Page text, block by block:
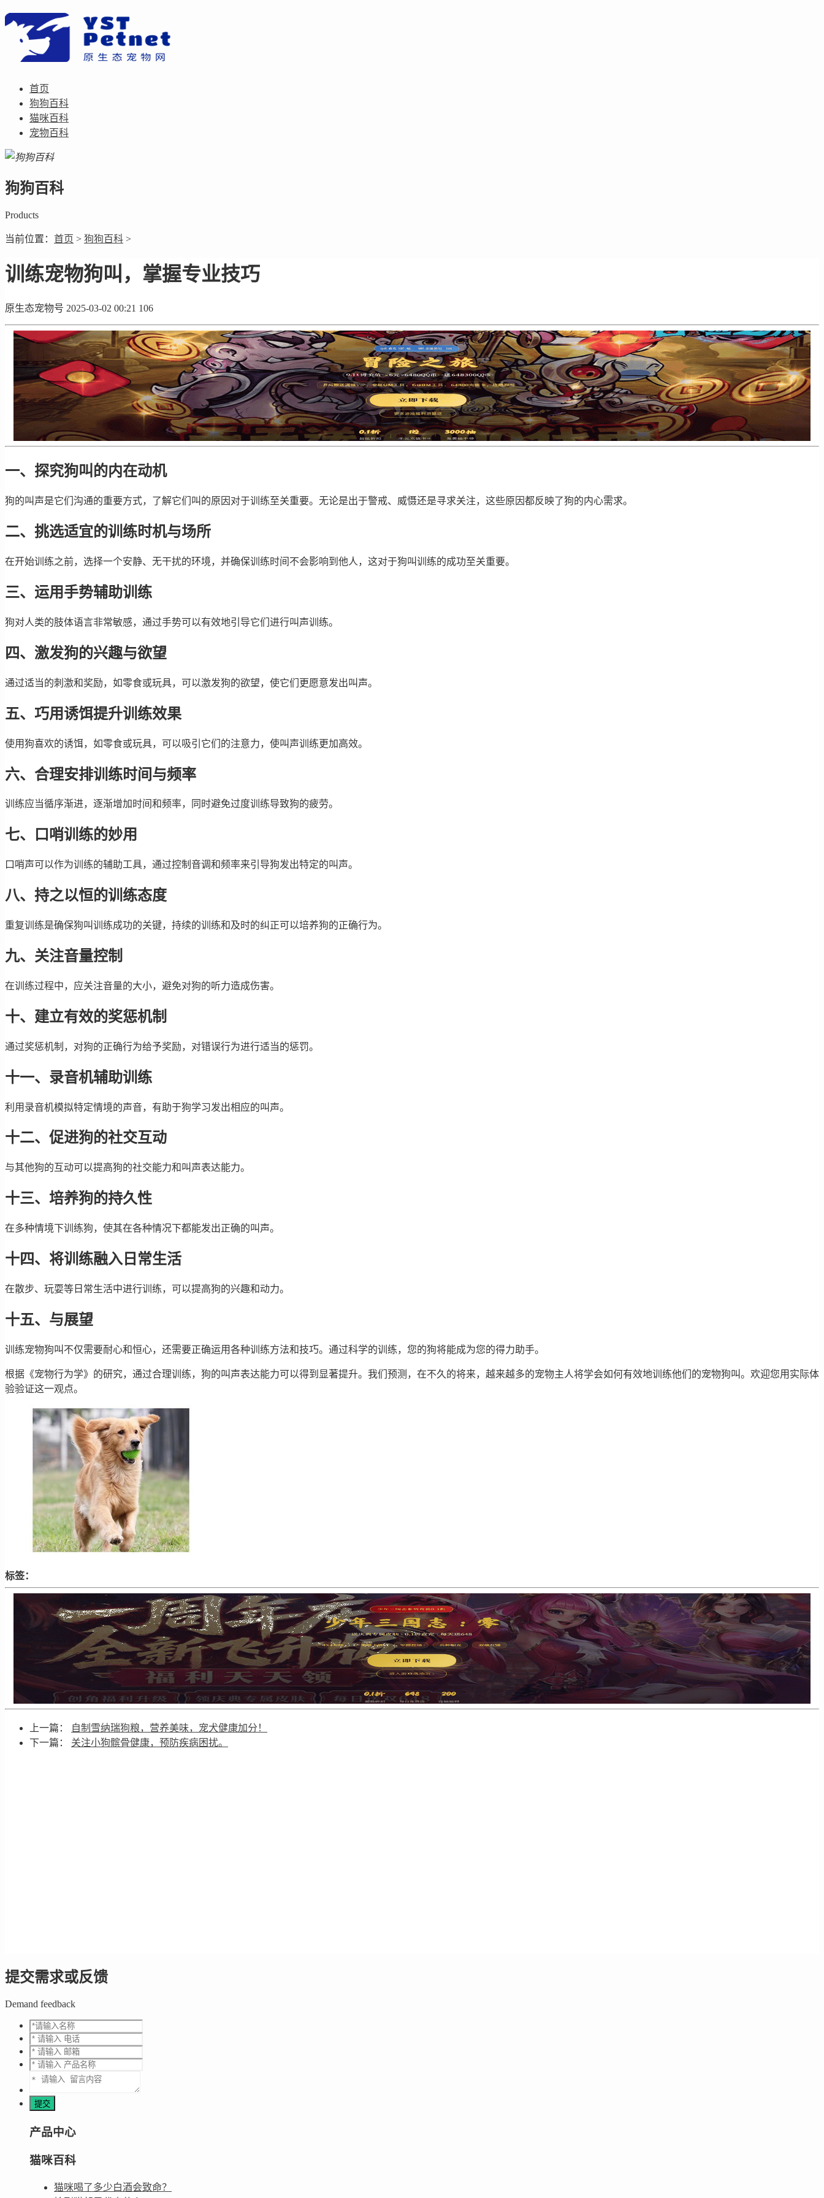
首页
狗狗百科
猫咪百科
宠物百科
狗狗百科
Products
当前位置： 首页 > 狗狗百科 >
训练宠物狗叫，掌握专业技巧
原生态宠物号 2025-03-02 00:21 106
一、探究狗叫的内在动机
狗的叫声是它们沟通的重要方式，了解它们叫的原因对于训练至关重要。无论是出于警戒、威慑还是寻求关注，这些原因都反映了狗的内心需求。
二、挑选适宜的训练时机与场所
在开始训练之前，选择一个安静、无干扰的环境，并确保训练时间不会影响到他人，这对于狗叫训练的成功至关重要。
三、运用手势辅助训练
狗对人类的肢体语言非常敏感，通过手势可以有效地引导它们进行叫声训练。
四、激发狗的兴趣与欲望
通过适当的刺激和奖励，如零食或玩具，可以激发狗的欲望，使它们更愿意发出叫声。
五、巧用诱饵提升训练效果
使用狗喜欢的诱饵，如零食或玩具，可以吸引它们的注意力，使叫声训练更加高效。
六、合理安排训练时间与频率
训练应当循序渐进，逐渐增加时间和频率，同时避免过度训练导致狗的疲劳。
七、口哨训练的妙用
口哨声可以作为训练的辅助工具，通过控制音调和频率来引导狗发出特定的叫声。
八、持之以恒的训练态度
重复训练是确保狗叫训练成功的关键，持续的训练和及时的纠正可以培养狗的正确行为。
九、关注音量控制
在训练过程中，应关注音量的大小，避免对狗的听力造成伤害。
十、建立有效的奖惩机制
通过奖惩机制，对狗的正确行为给予奖励，对错误行为进行适当的惩罚。
十一、录音机辅助训练
利用录音机模拟特定情境的声音，有助于狗学习发出相应的叫声。
十二、促进狗的社交互动
与其他狗的互动可以提高狗的社交能力和叫声表达能力。
十三、培养狗的持久性
在多种情境下训练狗，使其在各种情况下都能发出正确的叫声。
十四、将训练融入日常生活
在散步、玩耍等日常生活中进行训练，可以提高狗的兴趣和动力。
十五、与展望
训练宠物狗叫不仅需要耐心和恒心，还需要正确运用各种训练方法和技巧。通过科学的训练，您的狗将能成为您的得力助手。
根据《宠物行为学》的研究，通过合理训练，狗的叫声表达能力可以得到显著提升。我们预测，在不久的将来，越来越多的宠物主人将学会如何有效地训练他们的宠物狗叫。欢迎您用实际体
验验证这一观点。
标签：
上一篇：
自制雪纳瑞狗粮，营养美味，宠犬健康加分！
下一篇： 关注小狗髌骨健康，预防疾病困扰。
提交需求或反馈
Demand feedback
产品中心
猫咪百科
猫咪喝了多少白酒会致命？